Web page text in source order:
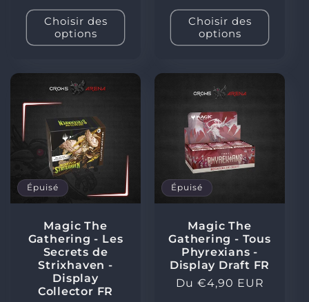
habituel
Choisir des
options
habituel
Choisir des
options
Épuisé
Magic The
Gathering - Les
Secrets de
Strixhaven -
Display
Collector FR
Épuisé
Magic The
Gathering - Tous
Phyrexians -
Display Draft FR
Prix
Du €4,90 EUR